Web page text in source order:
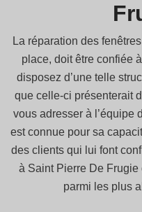
La réparation des
place, doit être confiée
disposez d’une telle
que celle-ci présenterait
vous adresser à l’équipe
est connue pour sa
des clients qui lui font
à Saint Pierre De
parmi les plus